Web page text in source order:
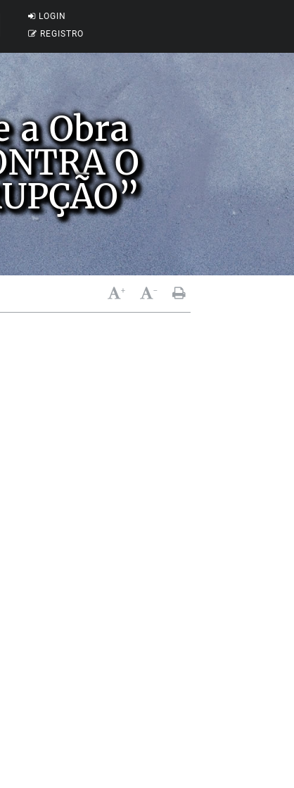
LOGIN
REGISTRO
a Obra
O
+ -